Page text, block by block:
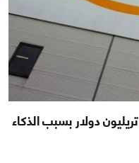
ديون عمالقة التكنولوجيا تبلغ 1.65 تريليون دولار بسبب الذكاء